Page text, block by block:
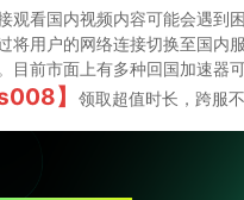
观看国内视频内容可能会遇到
将用户的网络连接切换至国内
目前市面上有多种回国加速器
s008】 领取超值时长，跨服